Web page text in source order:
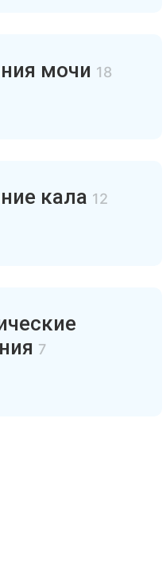
мочи 18
кала 12
7